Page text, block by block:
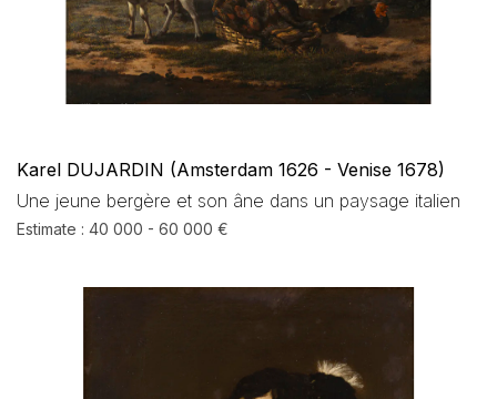
Karel DUJARDIN (Amsterdam 1626 - Venise 1678)
Une jeune bergère et son âne dans un paysage italien
Estimate : 40 000 - 60 000 €